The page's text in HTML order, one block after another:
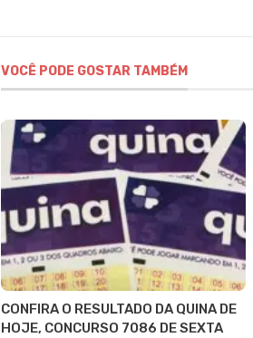
VOCÊ PODE GOSTAR TAMBÉM
CONFIRA O RESULTADO DA QUINA DE
HOJE, CONCURSO 7086 DE SEXTA